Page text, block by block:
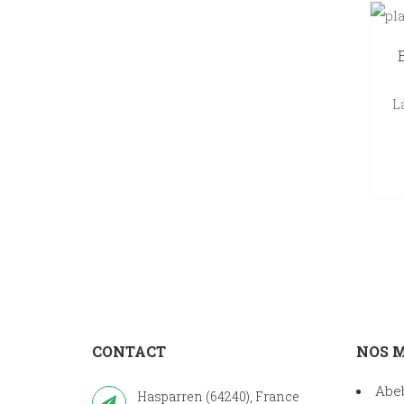
CONTACT
Hasparren (64240), France
NOS